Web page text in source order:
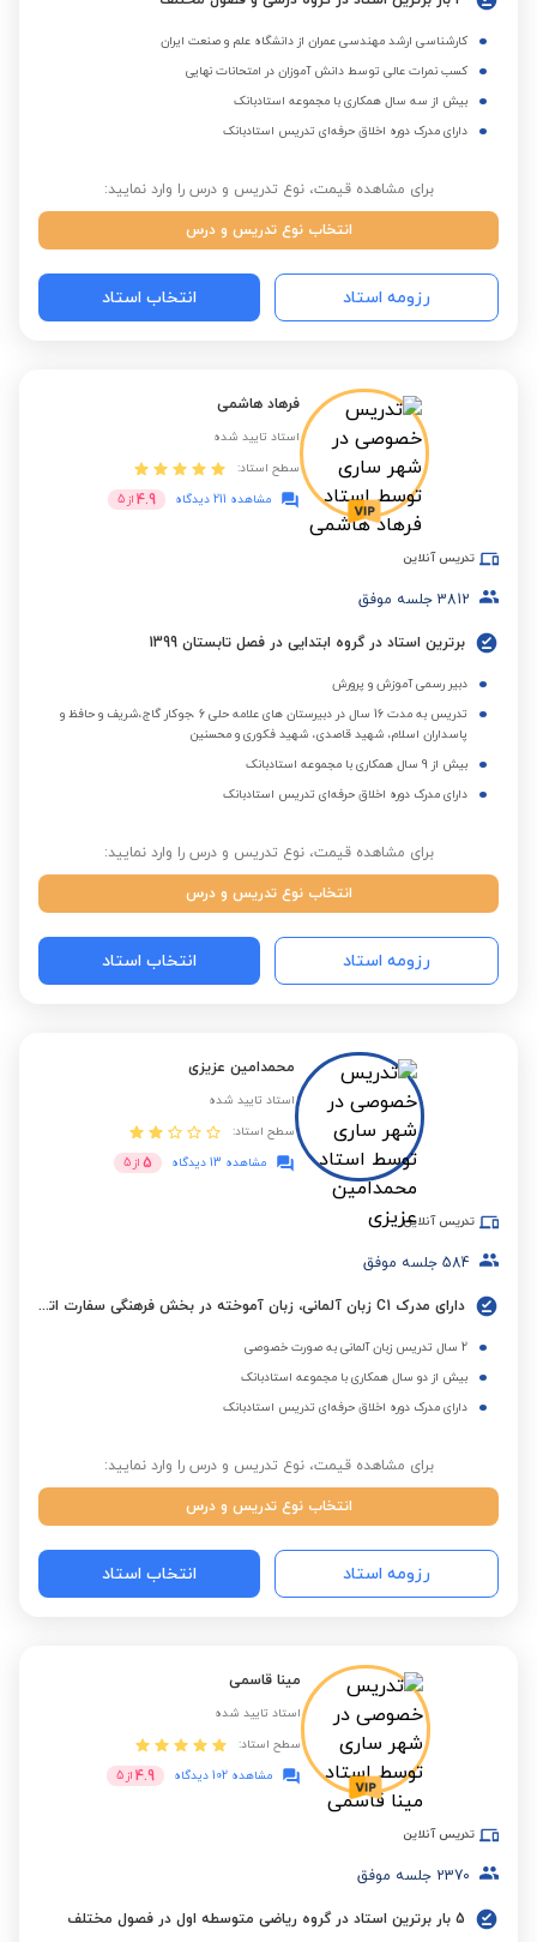
کارشناسی ارشد مهندسی عمران از دانشگاه علم و صنعت ایران
کسب نمرات عالی توسط دانش آموزان در امتحانات نهایی
بیش از سه سال همکاری با مجموعه استادبانک
دارای مدرک دوره اخلاق حرفه‌ای تدریس استادبانک
برای مشاهده قیمت، نوع تدریس و درس را وارد نمایید:
انتخاب نوع تدریس و درس
رزومه استاد انتخاب استاد
فرهاد هاشمی
استاد تایید شده
سطح استاد:
مشاهده 211 دیدگاه
4.9 از 5
تدریس آنلاین
3812 جلسه موفق
برترین استاد در گروه ابتدایی در فصل تابستان 1399
دبیر رسمی آموزش و پرورش
تدریس به مدت 16 سال در دبیرستان های علامه حلی 6 ،جوکار گاج،شریف و حافظ و
پاسداران اسلام، شهید قاصدی، شهید فکوری و محسنین
بیش از 9 سال همکاری با مجموعه استادبانک
دارای مدرک دوره اخلاق حرفه‌ای تدریس استادبانک
برای مشاهده قیمت، نوع تدریس و درس را وارد نمایید:
انتخاب نوع تدریس و درس
رزومه استاد انتخاب استاد
محمدامین عزیزی
استاد تایید شده
سطح استاد:
مشاهده 13 دیدگاه
5 از 5
تدریس آنلاین
584 جلسه موفق
دارای مدرک C1 زبان آلمانی، زبان آموخته در بخش فرهنگی سفارت اتریش (ÖKF) با نمرات ترمیک ممتاز
2 سال تدریس زبان آلمانی به صورت خصوصی
بیش از دو سال همکاری با مجموعه استادبانک
دارای مدرک دوره اخلاق حرفه‌ای تدریس استادبانک
برای مشاهده قیمت، نوع تدریس و درس را وارد نمایید:
انتخاب نوع تدریس و درس
رزومه استاد انتخاب استاد
مینا قاسمی
استاد تایید شده
سطح استاد:
مشاهده 102 دیدگاه
4.9 از 5
تدریس آنلاین
2370 جلسه موفق
5 بار برترین استاد در گروه ریاضی متوسطه اول در فصول مختلف